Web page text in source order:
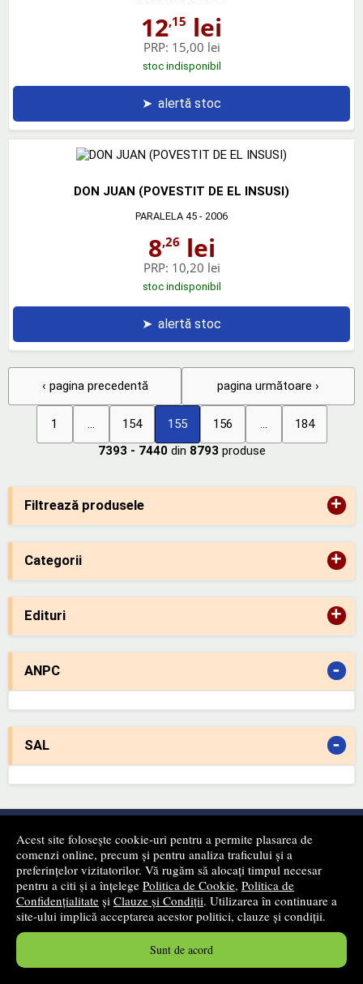
Acest site folosește cookie-uri pentru a permite plasarea de
comenzi online, precum și pentru analiza traficului și a
preferințelor vizitatorilor. Vă rugăm să alocați timpul necesar
pentru a citi și a înțelege Politica de Cookie, Politica de
Confidențialitate și Clauze și Condiții. Utilizarea în continuare a
site-ului implică acceptarea acestor politici, clauze și condiții.
Sunt de acord
Filtrează produsele +
Categorii +
Edituri +
ANPC -
SAL -
12,15 lei
PRP: 15,00 lei
stoc indisponibil
➤ alertă stoc
DON JUAN (POVESTIT DE EL INSUSI)
PARALELA 45 - 2006
8,26 lei
PRP: 10,20 lei
stoc indisponibil
➤ alertă stoc
‹ pagina precedentă
1 154 155 156 184
pagina următoare ›
7393 - 7440din 8793 produse
Newsletter
Fii primul care află despre produsele noi și reducerile apărute
pe site-ul nostru!